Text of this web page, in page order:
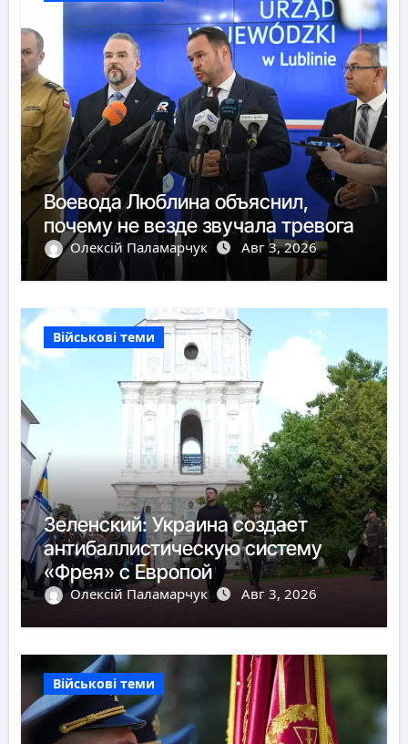
Воевода Люблина объяснил,
почему не везде звучала тревога
Олексій Паламарчук Авг 3, 2026
Військові теми
Зеленский: Украина создает
антибаллистическую систему
«Фрея» с Европой
Олексій Паламарчук Авг 3, 2026
Військові теми